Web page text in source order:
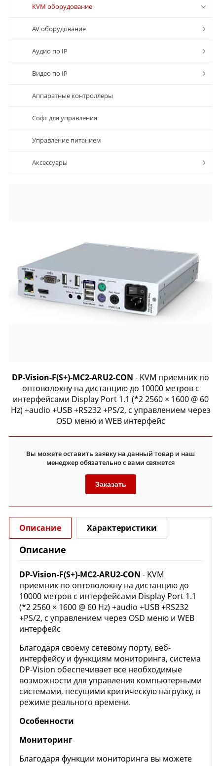
KVM оборудование
AV оборудование
Аудио по IP
Видео по IP
Аппаратные контроллеры
Софт для управления
Управление питанием
Аксессуары
DP-Vision-F(S+)-MC2-ARU2-CON - KVM приемник по
оптоволокну на дистанцию до 10000 метров с
интерфейсами Display Port 1.1 (*2 2560 × 1600 @ 60
Hz) +audio +USB +RS232 +PS/2, c управлением через
OSD меню и WEB интерфейс
Вы можете оставить заявку на данный товар и наш
менеджер обязательно с вами свяжется
Заказать
Описание Характеристики
Описание
DP-Vision-F(S+)-MC2-ARU2-CON - KVM
приемник по оптоволокну на дистанцию до
10000 метров с интерфейсами Display Port 1.1
(*2 2560 × 1600 @ 60 Hz) +audio +USB +RS232
+PS/2, c управлением через OSD меню и WEB
интерфейс
Благодаря своему сетевому порту, веб-
интерфейсу и функциям мониторинга, система
DP-Vision обеспечивает все необходимые
возможности для управления компьютерными
системами, несущими критическую нагрузку, в
режиме реального времени.
Особенности
Мониторинг
Благодаря функции мониторинга вы можете